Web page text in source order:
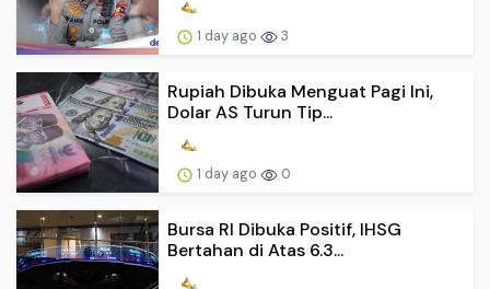
1 day ago 3
Rupiah Dibuka Menguat Pagi Ini,
Dolar AS Turun Tip...
1 day ago 0
Bursa RI Dibuka Positif, IHSG
Bertahan di Atas 6.3...